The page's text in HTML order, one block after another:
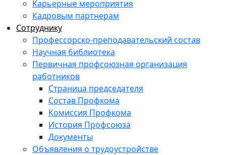
Карьерные мероприятия
Кадровым партнерам
Сотруднику
Профессорско-преподавательский состав
Научная библиотека
Первичная профсоюзная организация
работников
Страница председателя
Состав Профкома
Комиссия Профкома
История Профсоюза
Документы
Объявления о трудоустройстве